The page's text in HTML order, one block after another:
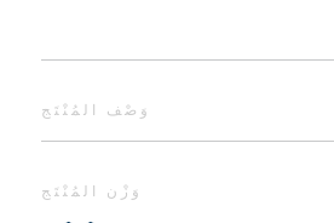
وَصْف المُنْتَج
وَزْن المُنْتَج